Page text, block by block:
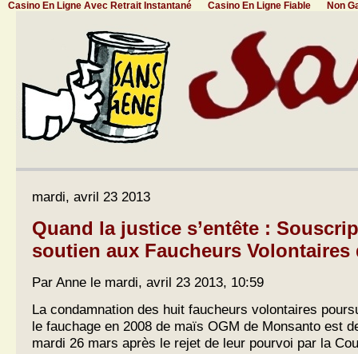
Casino En Ligne Avec Retrait Instantané Casino En Ligne Fiable Non
mardi, avril 23 2013
Quand la justice s’entête :
soutien aux Faucheurs Volontaires
Par Anne le mardi, avril 23 2013, 10:59
La condamnation des huit faucheurs volontaires
le fauchage en 2008 de maïs OGM de Monsanto est
mardi 26 mars après le rejet de leur pourvoi par la